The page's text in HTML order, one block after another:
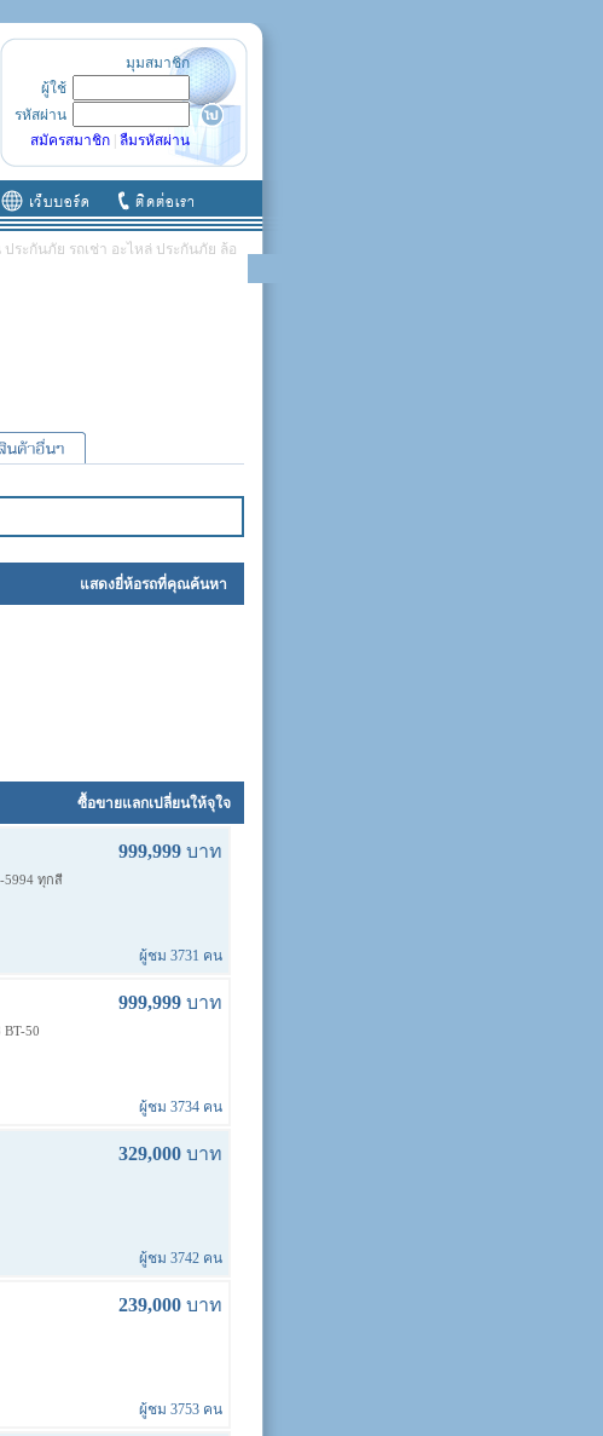
มุมสมาชิก
ผู้ใช้
รหัสผ่าน
สมัครสมาชิก ลืมรหัสผ่าน
ระกันภัย รถเช่า อะไหล่ ประกันภัย ล้อ
แสดงยี่ห้อรถที่คุณค้นหา
ซื้อขายแลกเปลี่ยนให้จุใจ
999,999บาท
5994 ทุกสี
ผู้ชม 3731 คน
999,999บาท
50
ผู้ชม 3734 คน
329,000บาท
ผู้ชม 3742 คน
239,000บาท
ผู้ชม 3753 คน